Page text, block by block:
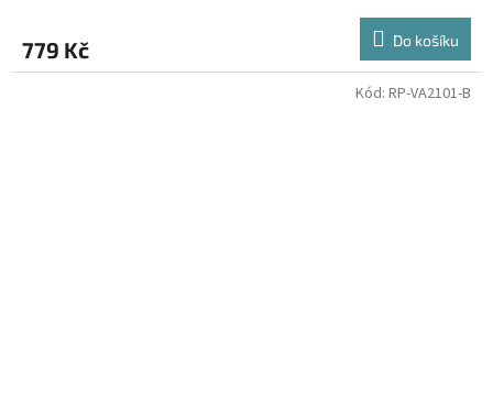
779 Kč Do košíku
Kód: RP-VA2101-B